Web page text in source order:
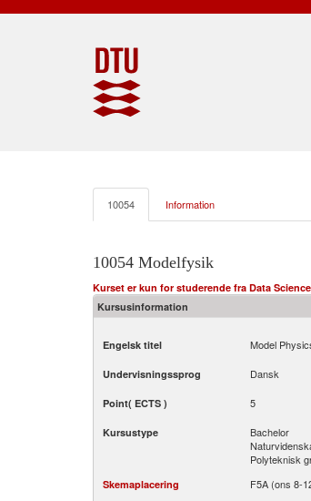
10054 Information
10054 Modelfysik
Kurset er kun for studerende fra Data
Kursusinformation
Engelsk titel Model
Undervisningssprog Dansk
Point( ECTS ) 5
Kursustype
Bachelor
Polyteknisk
Skemaplacering F5A (ons 8-